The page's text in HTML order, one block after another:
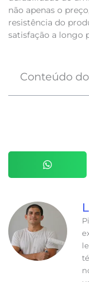
não apenas o
resistência do
satisfação a longo
Conteúdo